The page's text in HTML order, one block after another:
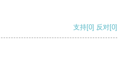
支持[0] 反对[0]